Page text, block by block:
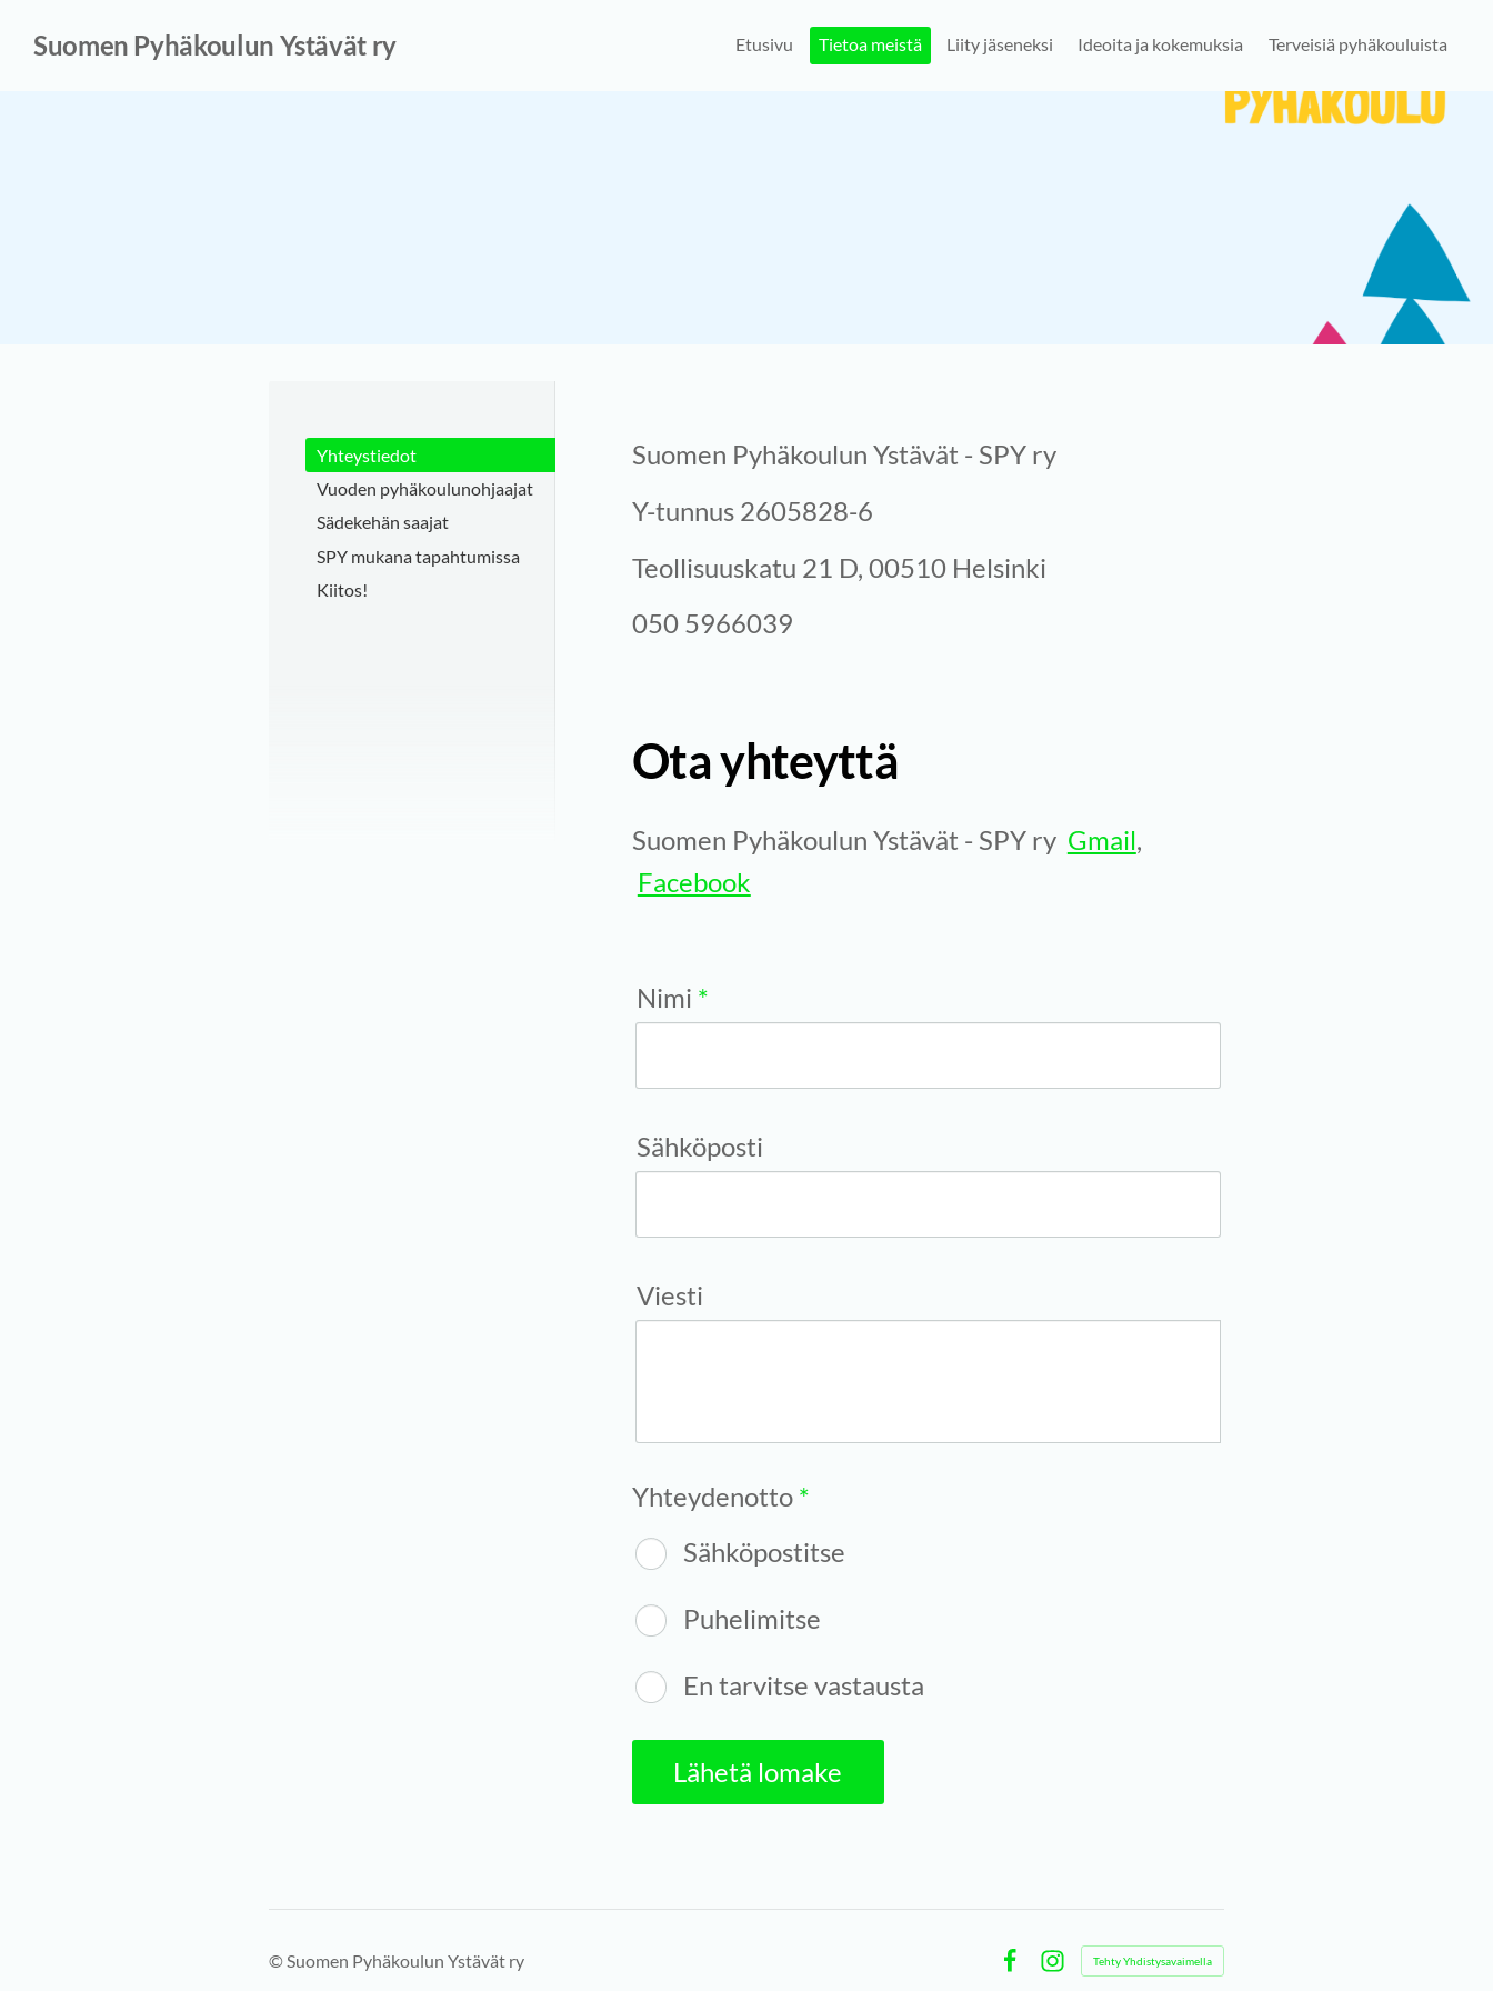
Siirry
Suomen Pyhäkoulun Ystävät ry Etusivu Tietoa meistä Liity jäseneksi Ideoita ja kokemuksia Terveisiä pyhäkouluista
Yhteystiedot
Vuoden pyhäkoulunohjaajat
Sädekehän saajat
SPY mukana tapahtumissa
Kiitos!
Suomen Pyhäkoulun Ystävät - SPY ry
Y-tunnus 2605828-6
Teollisuuskatu 21 D, 00510 Helsinki
050 5966039
Ota yhteyttä
Suomen Pyhäkoulun Ystävät - SPY ry Gmail,
Facebook
Nimi *
Sähköposti
Viesti
Yhteydenotto*
Sähköpostitse
Puhelimitse
En tarvitse vastausta
Lähetä lomake
©Suomen Pyhäkoulun Ystävät ry
Instagram
Tehty Yhdistysavaimella